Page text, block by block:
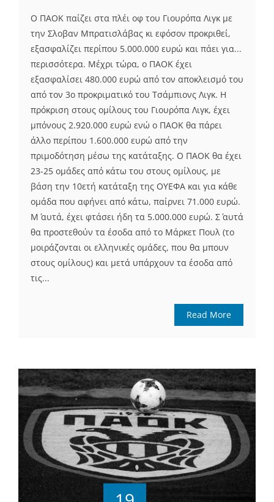
Ο ΠΑΟΚ παίζει στα πλέι οφ του Γιουρόπα Λιγκ με
την Σλοβαν Μπρατισλάβας κι εφόσον προκριθεί,
εξασφαλίζει περίπου 5.000.000 ευρώ και πάει για...
περισσότερα. Μέχρι τώρα, ο ΠΑΟΚ έχει
εξασφαλίσει 480.000 ευρώ από τον αποκλεισμό του
από τον 3ο προκριματικό του Τσάμπιονς Λιγκ. Η
πρόκριση στους ομίλους του Γιουρόπα Λιγκ, έχει
μπόνους 2.920.000 ευρώ ενώ ο ΠΑΟΚ θα πάρει
άλλο περίπου 1.600.000 ευρώ από την
πριμοδότηση μέσω της κατάταξης. Ο ΠΑΟΚ θα έχει
23-25 ομάδες από κάτω του στους ομίλους, με
βάση την 10ετή κατάταξη της ΟΥΕΦΑ και για κάθε
ομάδα που αφήνει από κάτω, παίρνει 71.000 ευρώ.
Μ΄ αυτά, έχει φτάσει ήδη τα 5.000.000 ευρώ. Σ΄ αυτά
θα προστεθούν τα έσοδα από το Μάρκετ Πουλ (το
μοιράζονται οι ελληνικές ομάδες, που θα μπουν
στους ομίλους) και μετά υπάρχουν τα έσοδα από
τις...
Read More